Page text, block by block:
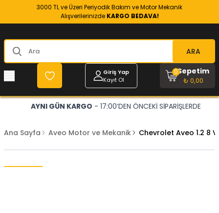
3000 TL ve Üzeri Periyodik Bakım ve Motor Mekanik
Alışverilerinizde KARGO BEDAVA!
ARA
Giriş Yap
Kayıt Ol
Sepetim
₺ 0,00
0
AYNI GÜN KARGO - 17:00’DEN ÖNCEKİ SİPARİŞLERDE
Ana Sayfa Aveo Motor ve Mekanik Chevrolet Aveo 1.2 8